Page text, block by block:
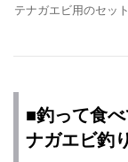
テナガエビ用のセッ
■釣って食
ナガエビ釣